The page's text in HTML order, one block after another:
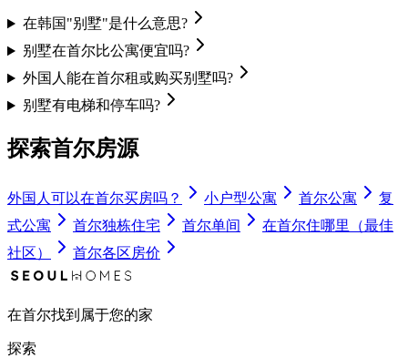
在韩国"别墅"是什么意思?
别墅在首尔比公寓便宜吗?
外国人能在首尔租或购买别墅吗?
别墅有电梯和停车吗?
探索首尔房源
外国人可以在首尔买房吗？ 小户型公寓 首尔公寓
复
式公寓
首尔独栋住宅 首尔单间
在首尔住哪里（最佳
社区）
首尔各区房价
在首尔找到属于您的家
探索